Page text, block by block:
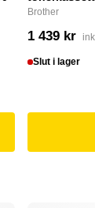
Brother
1 439 kr
Slut i lager